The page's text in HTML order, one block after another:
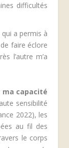
difficultés
a permis à
faire éclore
l’autre m’a
ma capacité
sensibilité
2022), les
au fil des
le corps